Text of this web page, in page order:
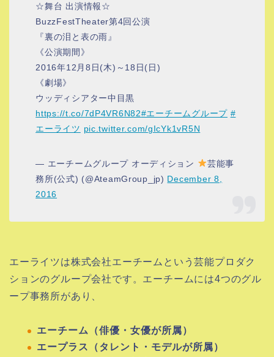
☆舞台 出演情報☆
BuzzFestTheater第4回公演
『裏の泪と表の雨』
《公演期間》
2016年12月8日(木)～18日(日)
《劇場》
ウッディシアター中目黒
https://t.co/7dP4VR6N82#エーチームグループ #
エーライツ pic.twitter.com/gIcYk1vR5N
— エーチームグループ オーディション
芸能事
務所(公式) (@AteamGroup_jp) December 8,
2016
エーライツは株式会社エーチームという芸能プロダク
ションのグループ会社です。エーチームには4つのグル
ープ事務所があり、
エーチーム（俳優・女優が所属）
エープラス（タレント・モデルが所属）